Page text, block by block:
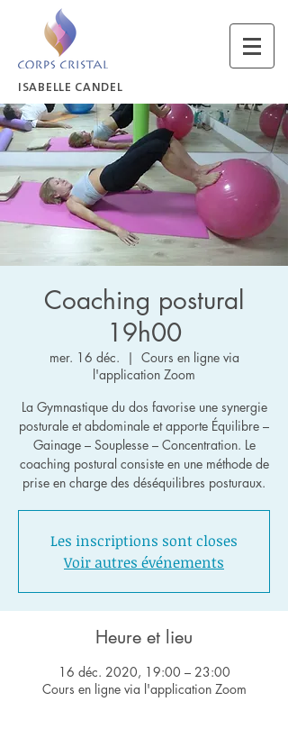
ISABELLE CANDEL
Coaching postural
19h00
mer. 16 déc.
  |
Cours en ligne via
l'application Zoom
La Gymnastique du dos favorise une synergie
posturale et abdominale et apporte Équilibre –
Gainage – Souplesse – Concentration. Le
coaching postural consiste en une méthode de
Les inscriptions sont closes
Voir autres événements
Heure et lieu
16 déc. 2020, 19:00 – 23:00
Cours en ligne via l'application Zoom